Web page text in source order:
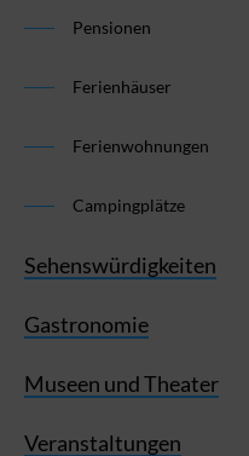
Pensionen
Ferienhäuser
Ferienwohnungen
Campingplätze
Sehenswürdigkeiten
Gastronomie
Museen und Theater
Veranstaltungen